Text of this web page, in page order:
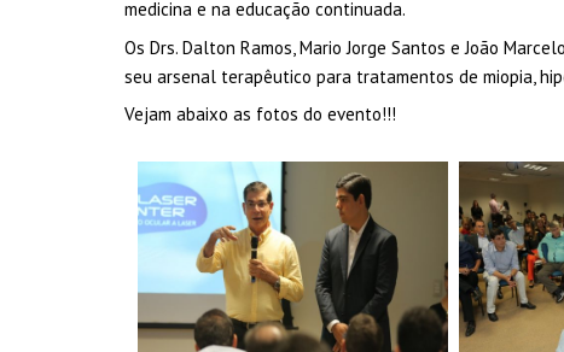
medicina e na educação continuada.
Os Drs. Dalton Ramos, Mario Jorge Santos e João
seu arsenal terapêutico para tratamentos de miopia,
Vejam abaixo as fotos do evento!!!